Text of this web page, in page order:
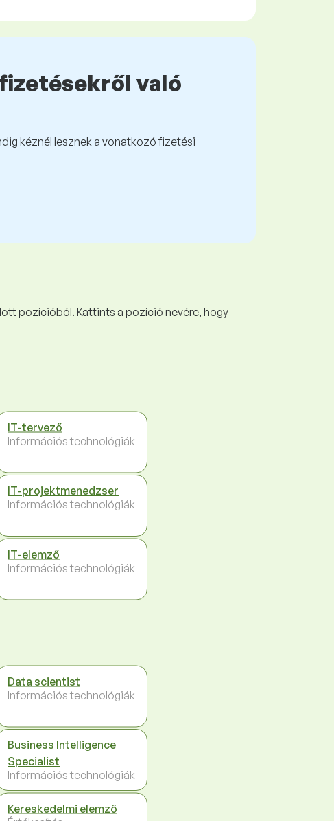
való
kéznél lesznek a vonatkozó fizetési
pozícióból. Kattints a pozíció nevére, hogy
IT-tervező
Információs technológiák
IT-projektmenedzser
Információs technológiák
IT-elemző
Információs technológiák
Data scientist
Információs technológiák
Business Intelligence
Specialist
Információs technológiák
Kereskedelmi elemző